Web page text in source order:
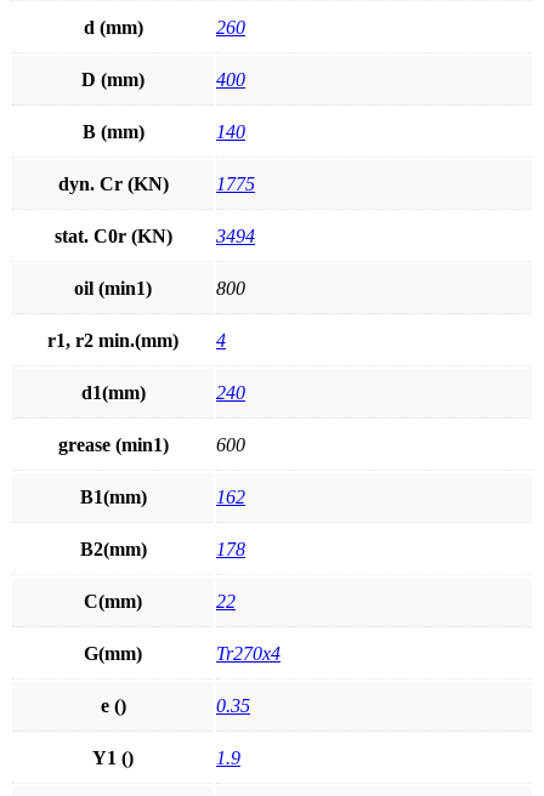
d (mm)
260
D (mm) 400
B (mm) 140
dyn. Cr (KN) 1775
stat. C0r (KN) 3494
oil (min1) 800
r1, r2 min.(mm) 4
d1(mm) 240
grease (min1) 600
B1(mm) 162
B2(mm) 178
C(mm) 22
G(mm) Tr270x4
e () 0.35
Y1 () 1.9